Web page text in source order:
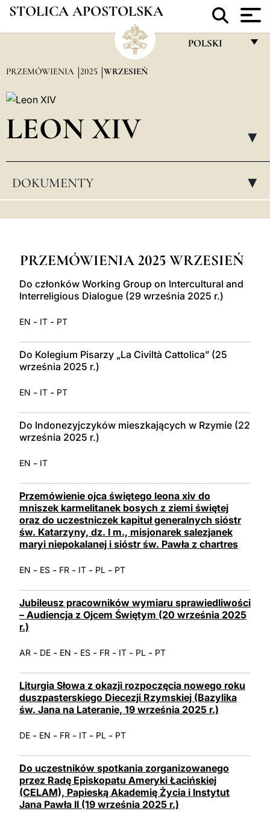
STOLICA APOSTOLSKA
POLSKI
ESPAÑOL
中文
LATINE
PRZEMÓWIENIA 2025 WRZESIEŃ
LEON XIV ▸
DOKUMENTY ▸
PRZEMÓWIENIA 2025 WRZESIEŃ
Do członków Working Group on Intercultural and
Interreligious Dialogue (29 września 2025 r.)
EN - IT - PT
Do Kolegium Pisarzy „La Civiltà Cattolica” (25
września 2025 r.)
EN - IT - PT
Do Indonezyjczyków mieszkających w Rzymie (22
września 2025 r.)
EN - IT
Przemówienie ojca świętego leona xiv do
mniszek karmelitanek bosych z ziemi świętej
oraz do uczestniczek kapituł generalnych sióstr
św. Katarzyny, dz. I m., misjonarek salezjanek
maryi niepokalanej i sióstr św. Pawła z chartres
EN - ES - FR - IT - PL - PT
Jubileusz pracowników wymiaru sprawiedliwości
– Audiencja z Ojcem Świętym (20 września 2025
r.)
AR - DE - EN - ES - FR - IT - PL - PT
Liturgia Słowa z okazji rozpoczęcia nowego roku
duszpasterskiego Diecezji Rzymskiej (Bazylika
św. Jana na Lateranie, 19 września 2025 r.)
DE - EN - FR - IT - PL - PT
Do uczestników spotkania zorganizowanego
przez Radę Episkopatu Ameryki Łacińskiej
(CELAM), Papieską Akademię Życia i Instytut
Jana Pawła II (19 września 2025 r.)